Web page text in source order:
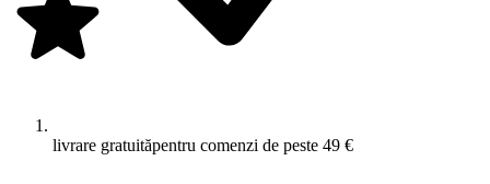
livrare gratuităpentru comenzi de peste 49 €